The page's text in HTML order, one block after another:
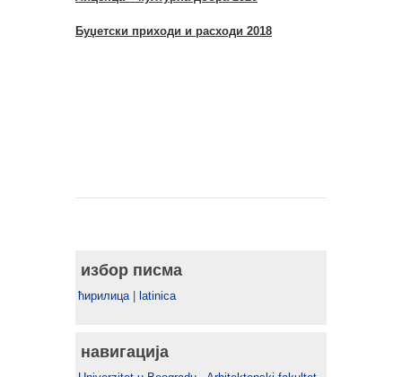
Буџетски приходи и расходи 2018
избор писма
ћирилица| latinica
навигација